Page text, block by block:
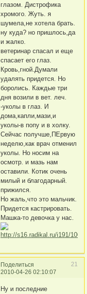
глазом. Дистрофика
хромого. Жуть. я
шумела,не хотела брать.
ну куда? но пришлось,да
и жалко.
ветеринар спасал и еще
спасает его глаз.
Кровь,гной.Думали
удалять придется. Но
боролись. Каждые три
дня возили в вет. леч.
-уколы в глаз. И
дома,капли,мази,и
уколы-в попу и в холку.
Сейчас получше,ПЕрвую
неделю,как врач отменил
уколы. Но носим на
осмотр. и мазь нам
оставили. Котик очень
милый и благодарный.
прижился.
Но жаль,что это мальчик.
Придется кастрировать.
Машка-то девочка у нас.
Поделиться
21
2010-04-26 02:10:07
Ну и последние